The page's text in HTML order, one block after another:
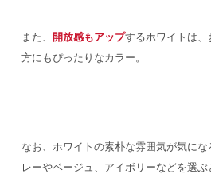
また、 開放感もアップするホワイトは
方にもぴったりなカラー。
なお、ホワイトの素朴な雰囲気が気に
レーやベージュ、アイボリーなどを選